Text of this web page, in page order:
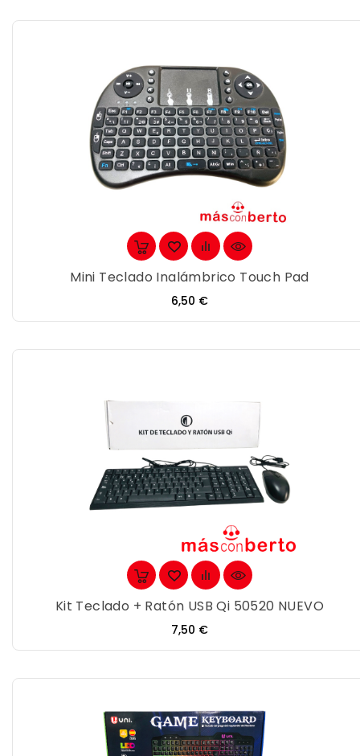
Mini Teclado Inalámbrico Touch Pad
Precio
6,50 €
Kit Teclado + Ratón USB Qi 50520 NUEVO
Precio
7,50 €